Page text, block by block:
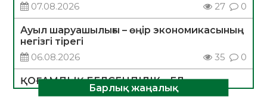
07.08.2026
27 0
Ауыл шаруашылығы – өңір экономикасының
негізгі тірегі
06.08.2026
35 0
ҚОҒАМДЫҚ БЕЛСЕНДІЛІК – ЕЛ
ДАМУЫНЫҢ НЕГІЗІБарлық жаңалық